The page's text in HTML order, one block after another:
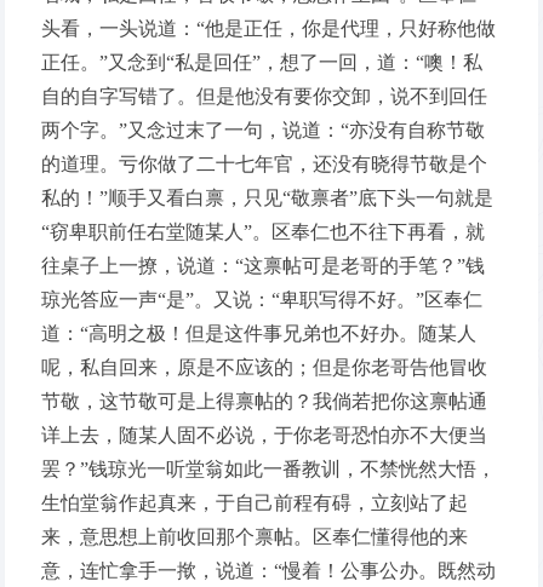
头看，一头说道：“他是正任，你是代理，只好称他做
正任。”又念到“私是回任”，想了一回，道：“噢！私
自的自字写错了。但是他没有要你交卸，说不到回任
两个字。”又念过末了一句，说道：“亦没有自称节敬
的道理。亏你做了二十七年官，还没有晓得节敬是个
私的！”顺手又看白禀，只见“敬禀者”底下头一句就是
“窃卑职前任右堂随某人”。区奉仁也不往下再看，就
往桌子上一撩，说道：“这禀帖可是老哥的手笔？”钱
琼光答应一声“是”。又说：“卑职写得不好。”区奉仁
道：“高明之极！但是这件事兄弟也不好办。随某人
呢，私自回来，原是不应该的；但是你老哥告他冒收
节敬，这节敬可是上得禀帖的？我倘若把你这禀帖通
详上去，随某人固不必说，于你老哥恐怕亦不大便当
罢？”钱琼光一听堂翁如此一番教训，不禁恍然大悟，
生怕堂翁作起真来，于自己前程有碍，立刻站了起
来，意思想上前收回那个禀帖。区奉仁懂得他的来
意，连忙拿手一揿，说道：“慢着！公事公办。既然动